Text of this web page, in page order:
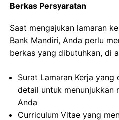
Berkas Persyaratan
Saat mengajukan lamaran
Bank Mandiri, Anda perlu
berkas yang dibutuhkan, di
Surat Lamaran Kerja yang
detail untuk menunjukkan
Anda
Curriculum Vitae yang